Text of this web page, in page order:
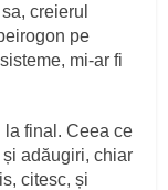
creierul
pe
mi-ar fi
la final. Ceea ce
adăugiri, chiar
citesc, și